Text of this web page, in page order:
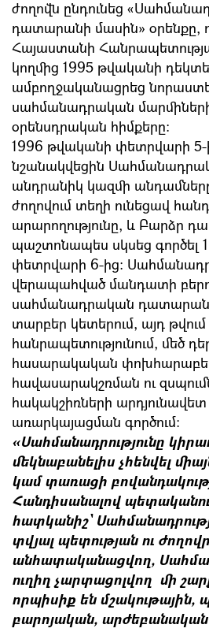
ժողովն ընդունեց
դատարանի մասին» օրենքը,
Հայաստանի
կողմից 1995 թվականի
ամբողջականացրեց
սահմանադրական մարմիների
օրենսդրական հիմքերը։
1996 թվականի փետրվարի 5-
նշանակվեցին
անդրանիկ կազմի
ժողովում տեղի ունեցավ
արարողությունը, և Բարձր
պաշտոնապես սկսեց գործել
փետրվարի 6-ից։
վերապահված մանդատի
սահմանադրական
տարբեր կետերում, այդ
հանրապետությունում, մեծ
հասարակական
հավասարակշռման ու
հակակշիռների
առարկայացման գործում։
«Սահմանադրությունը
մեկնաբանելիս չհենվել
կամ տառացի
Հանդիսանալով
հատկանիշ՝
տվյալ պետության ու
անհատականացվող,
ուղիղ չարտացոլվող մի
որպիսիք են
բարոյական, արժեբանական